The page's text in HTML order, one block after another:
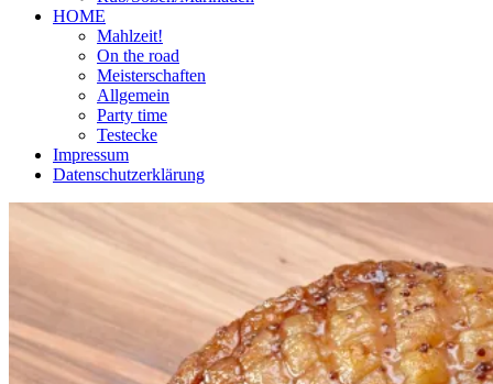
HOME
Mahlzeit!
On the road
Meisterschaften
Allgemein
Party time
Testecke
Impressum
Datenschutzerklärung